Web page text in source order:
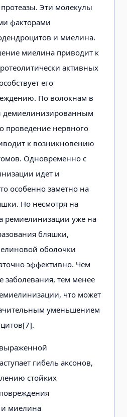
Эти молекулы
факторами
и миелина.
миелина приводит к
активных
его
По волокнам в
демиелинизированным
проведение нервного
к возникновению
Одновременно с
идет и
особенно заметно на
Но несмотря на
ремиелинизации уже на
бляшки,
оболочки
эффективно. Чем
заболевания, тем менее
что может
уменьшением
гибель аксонов,
стойких
и миелина